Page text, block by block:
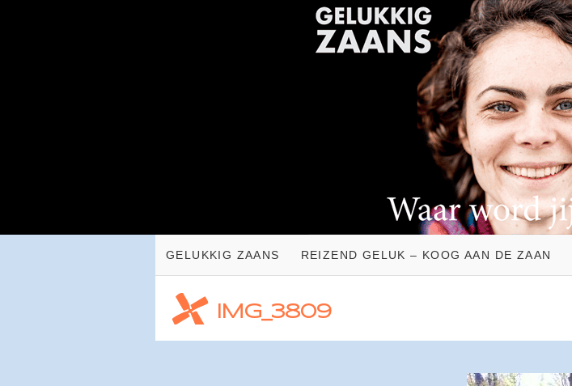
GELUKKIG ZAANS REIZEND GELUK – KOOG AAN DE ZAAN
IMG_3809